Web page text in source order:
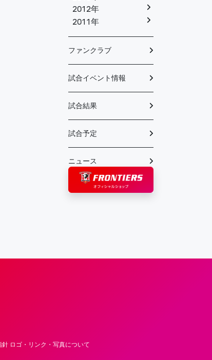
2012年
2011年
ファンクラブ
試合イベント情報
試合結果
試合予定
ニュース
ロゴ・リンク・写真について